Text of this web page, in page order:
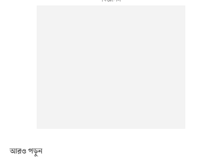
আরও পড়ুন